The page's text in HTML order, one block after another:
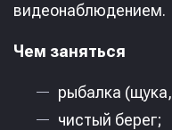
видеонаблюдением.
Чем заняться
рыбалка
чистый берег;